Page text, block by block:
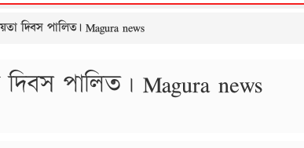
দিবস পালিত। Magura news
পালিত। Magura news